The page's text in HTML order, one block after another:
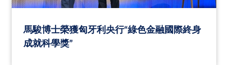
馬駿博士榮獲匈牙利央行“綠色金融國際終身
成就科學獎”